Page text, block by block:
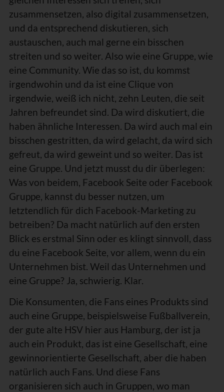
zusammensetzen, also digital zusammensetzen,
und da entsprechend diskutieren, sich
austauschen, auch mal gerne ein bisschen
streiten und so weiter. Also wie eine Gruppe, wie
eine Community. Wie das so ist, du kommst
irgendwohin und da ist eine Clique von
irgendwie, weiß ich nicht, zehn Leuten, die seit
Jahren befreundet sind. Da wird diskutiert, die
haben ähnliche Interessen. Da wird auch mal ein
bisschen gestritten, da wird gelacht, da wird sich
gefreut, da wird geweint und so weiter. Das ist
eine Gruppe. Und jetzt musst du dir überlegen:
Was von beidem, Facebook Seite oder Facebook
Gruppe, kannst du besser nutzen, um
letztendlich für dich Facebook-Marketing zu
betreiben? Da macht natürlich auf den ersten
Blick es erstmal Sinn oder es klingt sinnvoll, dass
du eine Facebook Seite, vor allem, wenn du ein
Unternehmen bist. Weil das Unternehmen und
eine Gruppe? Ja, schwierig. Klar.
Die Konsumenten, die Fans eines Produkts sind
auch eine Gruppe, beispielsweise Fußballverein,
der gute alte HSV hier aus Hamburg, der ist ja
auch ein Produkt, das ist eine Gesellschaft, eine
gewinnorientierte Gesellschaft, aber die haben
natürlich auch Fans. Und diese Fans
organisieren sich auch in Gruppen, wo man